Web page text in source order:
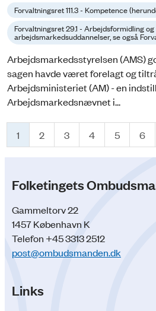
Forvaltningsret 111.3 - Kompetence
Forvaltningsret 29.1 - Arbejdsformidling og
arbejdsmarkedsuddannelser, se også
Arbejdsmarkedsstyrelsen (AMS)
sagen havde været forelagt og
Arbejdsministeriet (AM) - en
Arbejdsmarkedsnævnet i...
1 2 3 4 5 6
Folketingets
Gammeltorv 22
1457 København K
Telefon +45 3313 2512
post@ombudsmanden.dk
Links